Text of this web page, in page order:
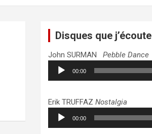
Disques que j’écoute
John SURMANPebble Dance
Lecteur
audio
00:00
Erik TRUFFAZNostalgia
Lecteur
audio
00:00